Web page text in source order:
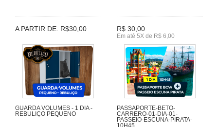
A PARTIR DE: R$30,00 R$ 30,00
Em até 5X de R$ 6,00
GUARDA VOLUMES - 1 DIA -
REBULIÇO PEQUENO
PASSAPORTE-BETO-
CARRERO-01-DIA-01-
PASSEIO-ESCUNA-PIRATA-
10H45